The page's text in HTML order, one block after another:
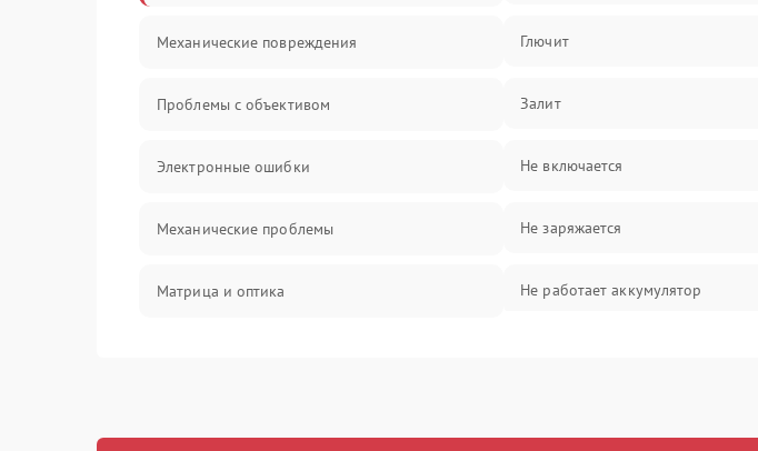
Механические повреждения
Проблемы с объективом
Электронные ошибки
Механические проблемы
Матрица и оптика
Глючит
Залит
Не включается
Не заряжается
Не работает аккумулятор